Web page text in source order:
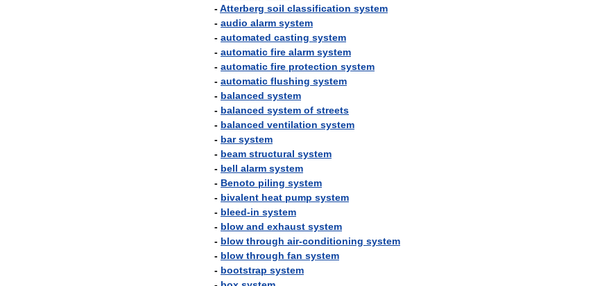
-Atterberg soil classification system
- audio alarm system
- automated casting system
- automatic fire alarm system
- automatic fire protection system
- automatic flushing system
- balanced system
- balanced system of streets
- balanced ventilation system
- bar system
- beam structural system
- bell alarm system
- Benoto piling system
- bivalent heat pump system
- bleed-in system
- blow and exhaust system
- blow through air-conditioning system
- blow through fan system
- bootstrap system